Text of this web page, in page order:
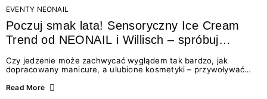
EVENTY NEONAIL
Poczuj smak lata! Sensoryczny Ice Cream
Trend od NEONAIL i Willisch – spróbuj
nowych lodów i odbierz prezent!
Czy jedzenie może zachwycać wyglądem tak bardzo, jak
dopracowany manicure, a ulubione kosmetyki – przywoływać
świata beauty i oszałamiających deserów to coś więcej niż
Read More